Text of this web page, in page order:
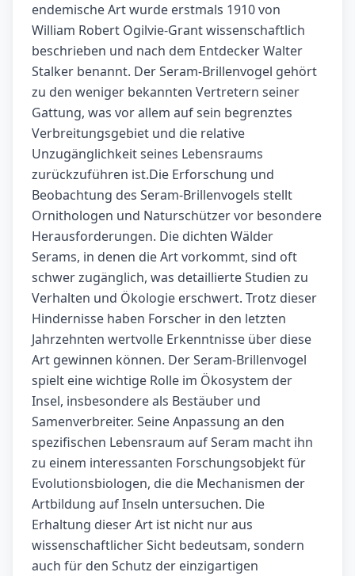
endemische Art wurde erstmals 1910 von
William Robert Ogilvie-Grant wissenschaftlich
beschrieben und nach dem Entdecker Walter
Stalker benannt. Der Seram-Brillenvogel gehört
zu den weniger bekannten Vertretern seiner
Gattung, was vor allem auf sein begrenztes
Verbreitungsgebiet und die relative
Unzugänglichkeit seines Lebensraums
zurückzuführen ist.Die Erforschung und
Beobachtung des Seram-Brillenvogels stellt
Ornithologen und Naturschützer vor besondere
Herausforderungen. Die dichten Wälder
Serams, in denen die Art vorkommt, sind oft
schwer zugänglich, was detaillierte Studien zu
Verhalten und Ökologie erschwert. Trotz dieser
Hindernisse haben Forscher in den letzten
Jahrzehnten wertvolle Erkenntnisse über diese
Art gewinnen können. Der Seram-Brillenvogel
spielt eine wichtige Rolle im Ökosystem der
Insel, insbesondere als Bestäuber und
Samenverbreiter. Seine Anpassung an den
spezifischen Lebensraum auf Seram macht ihn
zu einem interessanten Forschungsobjekt für
Evolutionsbiologen, die die Mechanismen der
Artbildung auf Inseln untersuchen. Die
Erhaltung dieser Art ist nicht nur aus
wissenschaftlicher Sicht bedeutsam, sondern
auch für den Schutz der einzigartigen